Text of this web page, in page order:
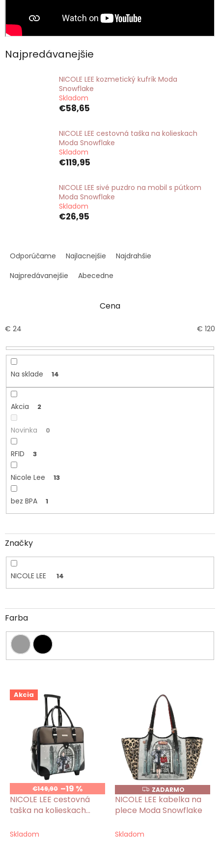
Najpredávanejšie
NICOLE LEE kozmetický kufrík Moda
Snowflake
Skladom
€58,65
NICOLE LEE cestovná taška na kolieskach
Moda Snowflake
Skladom
€119,95
NICOLE LEE sivé puzdro na mobil s pútkom
Moda Snowflake
Skladom
€26,95
a
e
r
d
t
Odporúčame Najlacnejšie
Najdrahšie
Najpredávanejšie
Abecedne
Cena
€ 24 € 120
Na sklade 14
Akcia 2
Novinka 0
RFID 3
Nicole Lee 13
bez BPA 1
Značky
NICOLE LEE 14
Farba
V
u
Akcia
€149,90 –19 %
NICOLE LEE cestovná
taška na kolieskach
Skladom
Z
A
D
A
ZADARMO
NICOLE LEE kabelka na
plece Moda Snowflake
Skladom